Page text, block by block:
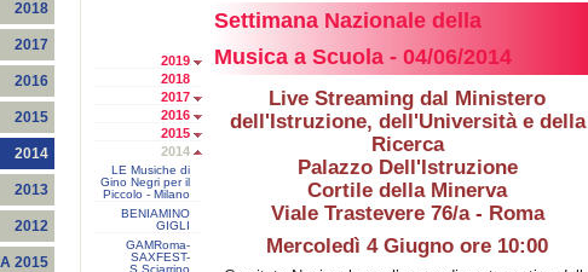
2018
2017
2016
2015
2014
2013
2012
2015
2019
2018
2017
2016
2015
2014
LE Musiche di
Gino Negri per il
Piccolo - Milano
BENIAMINO
GIGLI
GAMRoma-
SAXFEST-
S.Sciarrino
Settimana Nazionale della
Musica a Scuola - 04/06/2014
Live Streaming dal Ministero
dell'Istruzione, dell'Università e della
Ricerca
Palazzo Dell'Istruzione
Cortile della Minerva
Viale Trastevere 76/a - Roma
Mercoledì 4 Giugno ore 10:00